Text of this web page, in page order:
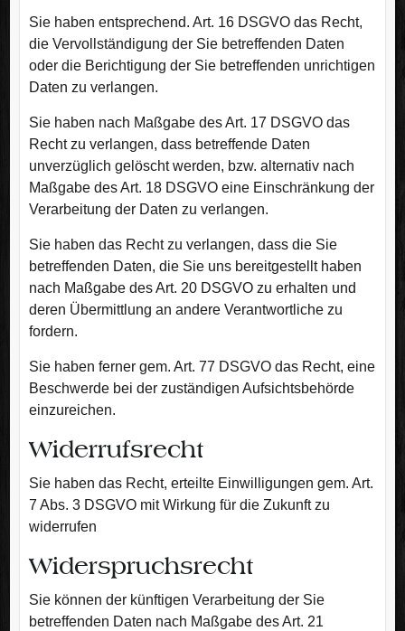
Sie haben entsprechend. Art. 16 DSGVO das Recht,
die Vervollständigung der Sie betreffenden Daten
oder die Berichtigung der Sie betreffenden unrichtigen
Daten zu verlangen.
Sie haben nach Maßgabe des Art. 17 DSGVO das
Recht zu verlangen, dass betreffende Daten
unverzüglich gelöscht werden, bzw. alternativ nach
Maßgabe des Art. 18 DSGVO eine Einschränkung der
Verarbeitung der Daten zu verlangen.
Sie haben das Recht zu verlangen, dass die Sie
betreffenden Daten, die Sie uns bereitgestellt haben
nach Maßgabe des Art. 20 DSGVO zu erhalten und
deren Übermittlung an andere Verantwortliche zu
fordern.
Sie haben ferner gem. Art. 77 DSGVO das Recht, eine
Beschwerde bei der zuständigen Aufsichtsbehörde
einzureichen.
Widerrufsrecht
Sie haben das Recht, erteilte Einwilligungen gem. Art.
7 Abs. 3 DSGVO mit Wirkung für die Zukunft zu
widerrufen
Widerspruchsrecht
Sie können der künftigen Verarbeitung der Sie
betreffenden Daten nach Maßgabe des Art. 21